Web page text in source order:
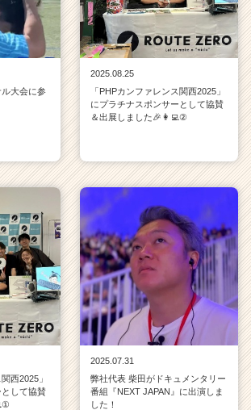
大会に参
2025.08.25
「PHPカンファレンス関西2025」
にプラチナスポンサーとして協賛
＆出展しました🎉👩‍💻②
西2025」
して協賛
2025.07.31
弊社代表 柴田がドキュメンタリー
番組『NEXT JAPAN』に出演しま
した！